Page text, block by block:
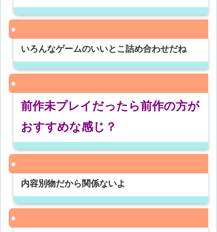
いろんなゲームのいいとこ詰め合わせだね
前作未プレイだったら前作の方が
おすすめな感じ？
内容別物だから関係ないよ